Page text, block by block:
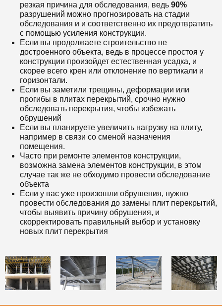
резкая причина для обследования, ведь 90%
разрушений можно прогнозировать на стадии
обследования и и соответственно их предотвратить
с помощью усиления конструкции.
Если вы продолжаете строительство не
достроенного объекта, ведь в процессе простоя у
конструкции произойдет естественная усадка, и
скорее всего крен или отклонение по вертикали и
горизонтали.
Если вы заметили трещины, деформации или
прогибы в плитах перекрытий, срочно нужно
обследовать перекрытия, чтобы избежать
обрушений
Если вы планируете увеличить нагрузку на плиту,
например в связи со сменой назначения
помещения.
Часто при ремонте элементов конструкции,
возможна замена элементов конструкции, в этом
случае так же не обходимо провести обследование
объекта
Если у вас уже произошли обрушения, нужно
провести обследования до замены плит перекрытий,
чтобы выявить причину обрушения, и
скорректировать правильный выбор и установку
новых плит перекрытия